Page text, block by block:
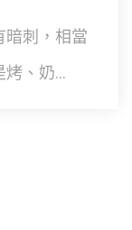
暗刺，相當
、奶...